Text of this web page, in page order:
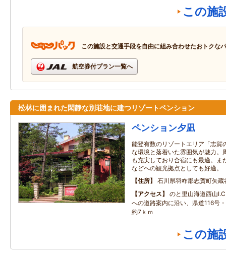
この施
この施設と交通手段を自由に組み合わせたおトクな
航空券付プラン一覧へ
松林に囲まれた閑静な別荘地に建つリゾートペンション
ペンション夕凪
能登有数のリゾートエリア「志賀
な環境と落着いた雰囲気が魅力。
も充実しており合宿にも最適。ま
などへの観光拠点としても好適。
住所
石川県羽咋郡志賀町矢蔵
アクセス
のと里山海道西山
への道路案内に沿い、県道116号
約7ｋｍ
この施